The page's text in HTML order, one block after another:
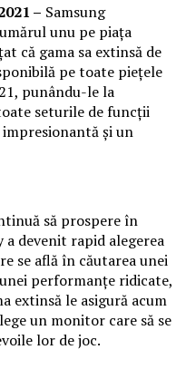
– Samsung
unu pe piața
că gama sa extinsă de
pe toate piețele
punându-le la
seturile de funcții
și un
să prospere în
a devenit rapid alegerea
se află în căutarea unei
performanțe ridicate,
extinsă le asigură acum
un monitor care să se
lor de joc.